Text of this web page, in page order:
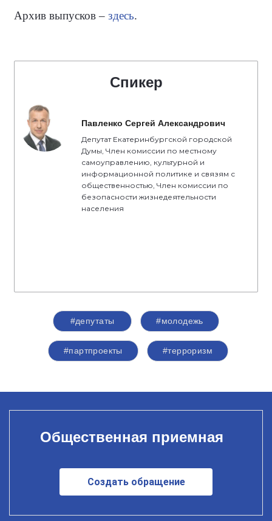
Архив выпусков – здесь.
Спикер
Павленко Сергей Александрович
Депутат Екатеринбургской городской
Думы, Член комиссии по местному
самоуправлению, культурной и
информационной политике и связям с
общественностью, Член комиссии по
безопасности жизнедеятельности
населения
#депутаты #молодежь
#партпроекты #терроризм
Общественная приемная
Создать обращение